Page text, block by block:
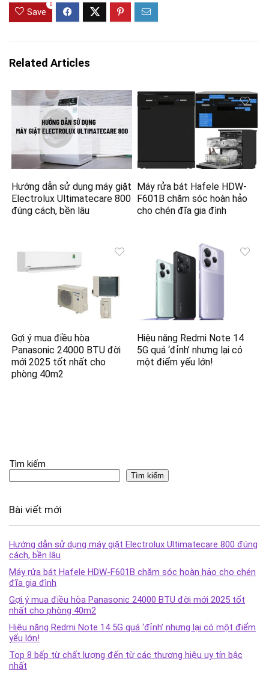
Save
0
Related Articles
Hướng dẫn sử dụng máy giặt
Electrolux Ultimatecare 800
đúng cách, bền lâu
Máy rửa bát Hafele HDW-
F601B chăm sóc hoàn hảo
cho chén đĩa gia đình
Gợi ý mua điều hòa
Panasonic 24000 BTU đời
mới 2025 tốt nhất cho
phòng 40m2
Hiệu năng Redmi Note 14
5G quá ‘đỉnh’ nhưng lại có
một điểm yếu lớn!
Tìm kiếm
Tìm kiếm
Bài viết mới
Hướng dẫn sử dụng máy giặt Electrolux Ultimatecare 800 đúng
cách, bền lâu
Máy rửa bát Hafele HDW-F601B chăm sóc hoàn hảo cho chén
đĩa gia đình
Gợi ý mua điều hòa Panasonic 24000 BTU đời mới 2025 tốt
nhất cho phòng 40m2
Hiệu năng Redmi Note 14 5G quá ‘đỉnh’ nhưng lại có một điểm
yếu lớn!
Top 8 bếp từ chất lượng đến từ các thương hiệu uy tín bậc
nhất